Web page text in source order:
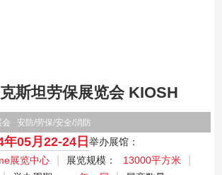
斯坦劳保展览会 KIOSH
会 安防/劳保/安全/消防
年05月22-24日 举办展馆：
展览中心
展览规模：
13000平方米